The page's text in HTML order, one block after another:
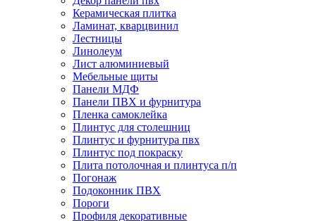
Керамическая плитка
Ламинат, кварцвинил
Лестницы
Линолеум
Лист алюминиевый
Мебельные щиты
Панели МДФ
Панели ПВХ и фурнитура
Пленка самоклейка
Плинтус для столешниц
Плинтус и фурнитура пвх
Плинтус под покраску
Плита потолочная и плинтуса п/п
Погонаж
Подоконник ПВХ
Пороги
Профиля декоративные